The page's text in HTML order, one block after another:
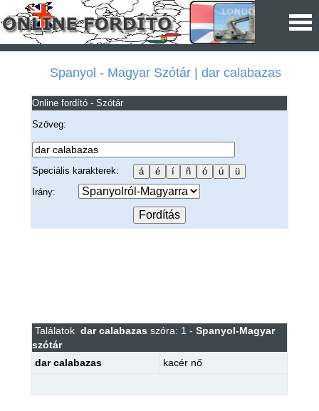
Spanyol - Magyar Szótár | dar calabazas
Online fordító - Szótár
Szöveg:
Speciális karakterek:
Irány:
Találatok dar calabazas szóra: 1 - Spanyol-Magyar
szótár
dar calabazas
kacér nő